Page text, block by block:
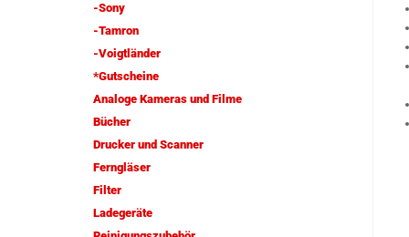
-Sony
-Tamron
-Voigtländer
*Gutscheine
Analoge Kameras und Filme
Bücher
Drucker und Scanner
Ferngläser
Filter
Ladegeräte